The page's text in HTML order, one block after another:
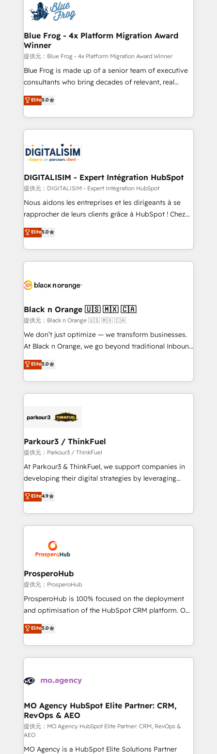
team of 25+ experts Contact us today to help you
get more from your investment in HubSpot.
Implementation partner, we provide expertise to
drive your business forward. Since 2015 we are fully
dedicated to HubSpot and with an experienced
team (50+), we work with reputable companies in
B2B sectors such as manufacturing, SaaS and
business services. We prepare a customized
business case that demonstrates the value and
detailed financial rationale with a focus on ROI and
TCO. As a trusted extension of your team, we
business up for long-term success. Unlock your
business. If not now, when?
Blue Frog - 4x Platform Migration Award
Winner
提供元：Blue Frog - 4x Platform Migration Award Winner
Blue Frog is made up of a senior team of executive
consultants who bring decades of relevant, real
world experience to our client engagements. "Blue
Frog is a top, trusted partner in HubSpot's
ecosystem for a reason. Their team brings over a
decade of experience to the table, along with deep
for driving growth. They are committed to helping
our customers grow and finding solutions that fit
their unique business needs. We are thrilled to have
Blue Frog in the HubSpot ecosystem leading the
way for customers!" - Yamini Rangan, CEO of
HubSpot “Our experience with the team at Blue Frog
of experience and quality of skilled staff has earned
them a trusted reputation within the HubSpot
clients.” - Brian Garvey, VP, Solutions Partner
Program, HubSpot.
Elite5.0
DIGITALISIM - Expert Intégration HubSpot
提供元：DIGITALISIM - Expert Intégration HubSpot
Nous aidons les entreprises et les dirigeants à se
rapprocher de leurs clients grâce à HubSpot ! Chez
DIGITALISIM, nous avons l'intime conviction que la
réussite des entreprises passe par l’innovation web,
le marketing digital, et la relation client ! C'est
pourquoi, nos experts sont à la fois capables de
référencement, votre stratégie digitale et le pilotage
projet HubSpot avec DIGITALISIM : 🧽 Nettoyage,
migration et intégration des bases de données. 🚀
Développement des interfaces avec vos logiciels
métiers ⚙️ Configuration de la plateforme HubSpot
Book Process & Guidelines utilisateurs 🎓
Formations des utilisateurs
Elite5.0
Black n Orange 🇺🇸 🇲🇽 🇨🇦
提供元：Black n Orange 🇺🇸 🇲🇽 🇨🇦
We don’t just optimize — we transform businesses.
At Black n Orange, we go beyond traditional Inbound
Marketing with our exclusive methodologies:
BOOMS and BOOST. Together, they form a powerful
combination that has driven success for over 800
businesses worldwide. As Elite HubSpot Partners, we
strategies that integrate data-driven marketing,
companies scale faster and smarter. 🔹 BOOMS:
Demand generation for all your buyers With BOOMS,
you invest in 100% of your buyers, accelerating your
growth and positioning yourself as an undisputed
transformation process A methodology designed to
implement HubSpot effectively and optimize your
record of business transformation, our growth-first
approach has helped brands dominate their
Elite5.0
Parkour3 / ThinkFuel
提供元：Parkour3 / ThinkFuel
At Parkour3 & ThinkFuel, we support companies in
developing their digital strategies by leveraging
technologies and automating their marketing and
sales processes to generate growth. Our offer spans
from Strategy to Operations. We specialize in CRM
onboarding and implementation, web design, sales
extensive experience working with tech companies
and manufacturers since 2002, we are committed to
empowering our clients and developing their
autonomy. Get to grips with HubSpot through
guided implementation and seamless integration of
the CRM platform into your digital ecosystem. Would
marketing strategy? We'll provide support tailored
to your needs and sales objectives. With 125+
Accreditations. Based in Canada (coast to coast), our
services are offered in both English & French.
Elite4.9
ProsperoHub
提供元：ProsperoHub
ProsperoHub is 100% focused on the deployment
and optimisation of the HubSpot CRM platform. Our
highly experienced team of solutions experts will
ensure that you achieve maximum adoption and
ROI from your HubSpot investment. Use our
extensive HubSpot, sales, marketing, service and
HubSpot journey, design and implement your
infrastructure to life. Our collaborative approach
keeps you in control whilst we plan and support the
route to your revenue goals. We have successfully
supported over 500 organisations with HubSpot
implementation, optimisation, training, and
Elite5.0
MO Agency HubSpot Elite Partner: CRM,
RevOps & AEO
提供元：MO Agency HubSpot Elite Partner: CRM, RevOps &
AEO
MO Agency is a HubSpot Elite Solutions Partner